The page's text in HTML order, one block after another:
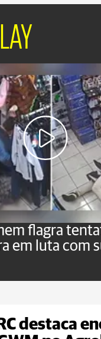
flagra
em luta com
destaca